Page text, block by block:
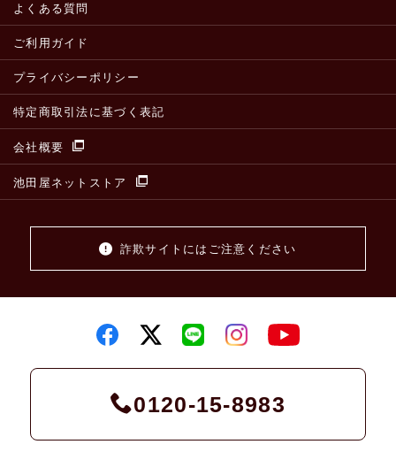
よくある質問
ご利用ガイド
プライバシーポリシー
特定商取引法に基づく表記
会社概要
池田屋ネットストア
詐欺サイトにはご注意ください
0120-15-8983